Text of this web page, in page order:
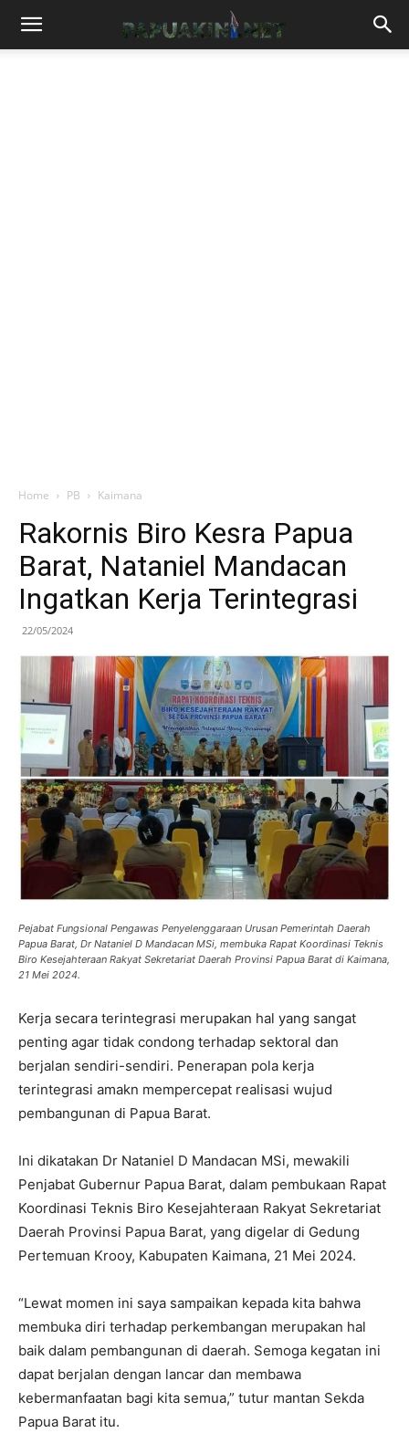
Home PB Kaimana
Rakornis Biro Kesra Papua
Barat, Nataniel Mandacan
Ingatkan Kerja Terintegrasi
22/05/2024
Pejabat Fungsional Pengawas Penyelenggaraan Urusan Pemerintah Daerah
Papua Barat, Dr Nataniel D Mandacan MSi, membuka Rapat Koordinasi Teknis
Biro Kesejahteraan Rakyat Sekretariat Daerah Provinsi Papua Barat di Kaimana,
21 Mei 2024.
Kerja secara terintegrasi merupakan hal yang sangat
penting agar tidak condong terhadap sektoral dan
berjalan sendiri-sendiri. Penerapan pola kerja
terintegrasi amakn mempercepat realisasi wujud
pembangunan di Papua Barat.
Ini dikatakan Dr Nataniel D Mandacan MSi, mewakili
Penjabat Gubernur Papua Barat, dalam pembukaan Rapat
Koordinasi Teknis Biro Kesejahteraan Rakyat Sekretariat
Daerah Provinsi Papua Barat, yang digelar di Gedung
Pertemuan Krooy, Kabupaten Kaimana, 21 Mei 2024.
“Lewat momen ini saya sampaikan kepada kita bahwa
membuka diri terhadap perkembangan merupakan hal
baik dalam pembangunan di daerah. Semoga kegatan ini
dapat berjalan dengan lancar dan membawa
kebermanfaatan bagi kita semua,” tutur mantan Sekda
Papua Barat itu.